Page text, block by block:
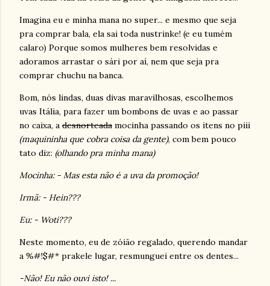
Imagina eu e minha mana no super... e mesmo que seja
pra comprar bala, ela sai toda nustrinke! (e eu tumém
calaro) Porque somos mulheres bem resolvidas e
adoramos arrastar o sári por aí, nem que seja pra
comprar chuchu na banca.
Bom, nós lindas, duas divas maravilhosas, escolhemos
uvas Itália, para fazer um bombons de uvas e ao passar
no caixa, a desnorteada mocinha passando os itens no piii
(maquininha que cobra coisa da gente), com bem pouco
tato diz: (olhando pra minha mana)
Mocinha: - Mas esta não é a uva da promoção!
Irmã: - Hein???
Eu: - Woti???
Neste momento, eu de zóião regalado, querendo mandar
a %#!$#* prakele lugar, resmunguei entre os dentes...
-Não! Eu não ouvi isto! ...